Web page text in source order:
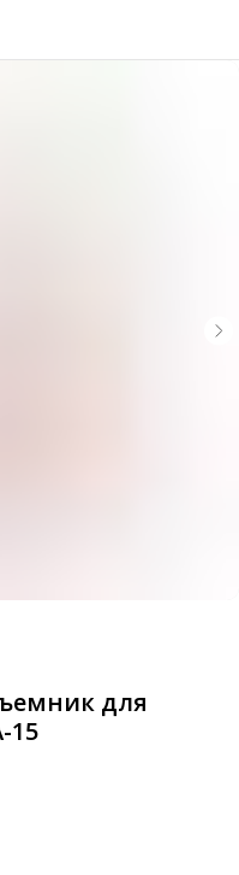
для
15